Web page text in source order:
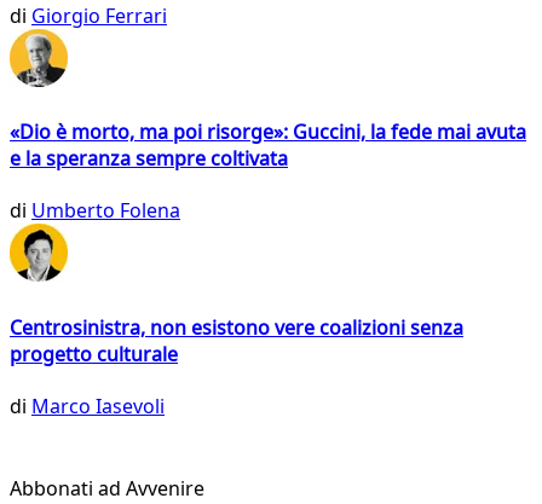
di Giorgio Ferrari
«Dio è morto, ma poi risorge»: Guccini, la fede mai avuta
e la speranza sempre coltivata
di Umberto Folena
Centrosinistra, non esistono vere coalizioni senza
progetto culturale
di Marco Iasevoli
Abbonati ad Avvenire